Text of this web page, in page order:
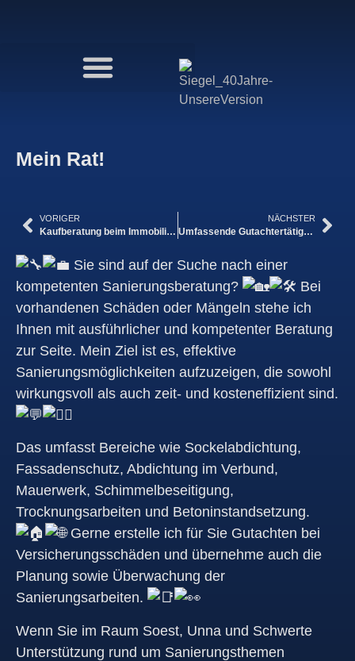
Mein Rat!
VORIGER
Kaufberatung beim Immobilienkauf
NÄCHSTER
Umfassende Gutachtertätigkeit in allen Bauabschnitten
Sie sind auf der Suche nach einer
kompetenten Sanierungsberatung?
Bei
vorhandenen Schäden oder Mängeln stehe ich
Ihnen mit ausführlicher und kompetenter Beratung
zur Seite. Mein Ziel ist es, effektive
Sanierungsmöglichkeiten aufzuzeigen, die sowohl
wirkungsvoll als auch zeit- und kosteneffizient sind.
Das umfasst Bereiche wie Sockelabdichtung,
Fassadenschutz, Abdichtung im Verbund,
Mauerwerk, Schimmelbeseitigung,
Trocknungsarbeiten und Betoninstandsetzung.
Gerne erstelle ich für Sie Gutachten bei
Versicherungsschäden und übernehme auch die
Planung sowie Überwachung der
Sanierungsarbeiten.
Wenn Sie im Raum Soest, Unna und Schwerte
Unterstützung rund um Sanierungsthemen